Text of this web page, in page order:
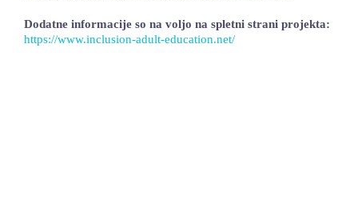
Dodatne informacije so na voljo na spletni strani projekta:
https://www.inclusion-adult-education.net/